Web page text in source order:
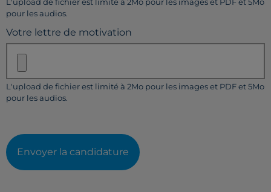
L'upload de fichier est limité à 2Mo pour les images et PDF et 5Mo
pour les audios.
Votre lettre de motivation
L'upload de fichier est limité à 2Mo pour les images et PDF et 5Mo
pour les audios.
Envoyer la candidature